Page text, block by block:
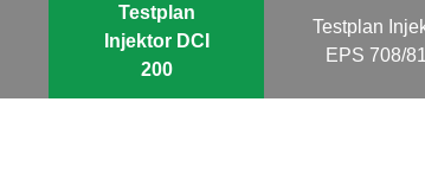
Testplan
Injektor DCI
200
Testplan
EPS 708/